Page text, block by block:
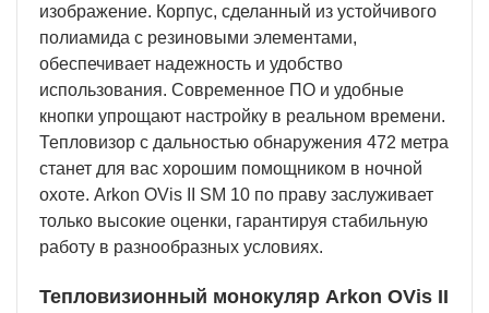
изображение. Корпус, сделанный из устойчивого
полиамида с резиновыми элементами,
обеспечивает надежность и удобство
использования. Современное ПО и удобные
кнопки упрощают настройку в реальном времени.
Тепловизор с дальностью обнаружения 472 метра
станет для вас хорошим помощником в ночной
охоте. Arkon OVis II SM 10 по праву заслуживает
только высокие оценки, гарантируя стабильную
работу в разнообразных условиях.
Тепловизионный монокуляр Arkon OVis II